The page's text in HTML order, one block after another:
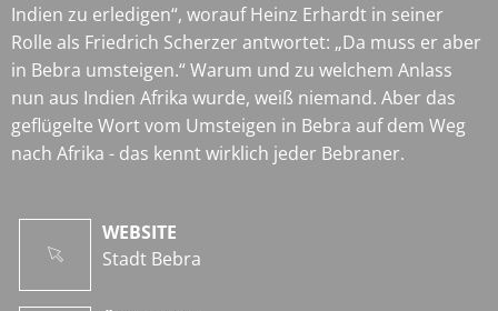
Indien zu erledigen“, worauf Heinz Erhardt in seiner
Rolle als Friedrich Scherzer antwortet: „Da muss er aber
in Bebra umsteigen.“ Warum und zu welchem Anlass
nun aus Indien Afrika wurde, weiß niemand. Aber das
geflügelte Wort vom Umsteigen in Bebra auf dem Weg
nach Afrika - das kennt wirklich jeder Bebraner.
WEBSITE
Stadt Bebra